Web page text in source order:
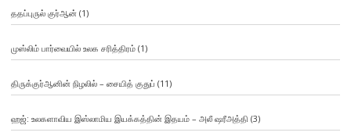
ததப்புருல் குர்ஆன் (1)
முஸ்லிம் பார்வையில் உலக சரித்திரம்(1)
திருக்குர்ஆனின் நிழலில் – சையித் குதுப் (11)
ஹஜ்: உலகளாவிய இஸ்லாமிய இயக்கத்தின் இதயம் – அலீ ஷரீஅத்தி (3)